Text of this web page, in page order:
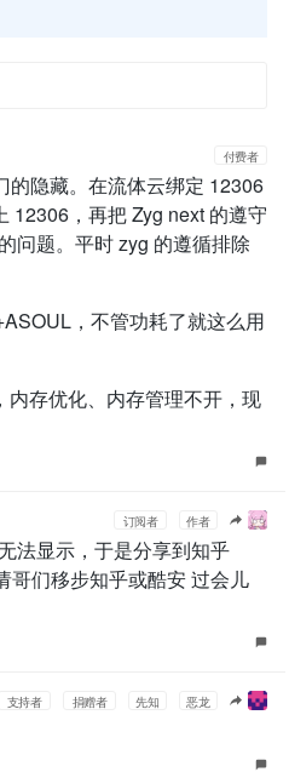
付费者
的隐藏。在流体云绑定 12306
12306，再把 Zyg next 的遵守
问题。平时 zyg 的遵循排除
，不管功耗了就这么用
内存优化、内存管理不开，现
订阅者 作者
法显示，于是分享到知乎
哥们移步知乎或酷安 过会儿
支持者 捐赠者 先知 恶龙